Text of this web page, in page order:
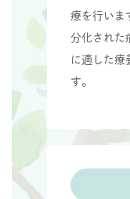
療を行いま
分化された
に適した療
す。